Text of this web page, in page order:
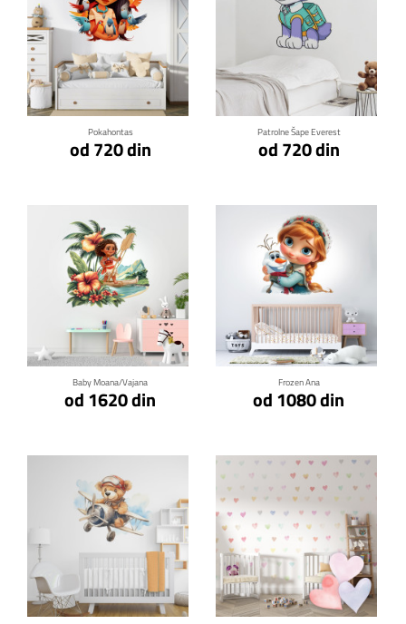
Pokahontas
od 720 din
Klikni za detalje
Patrolne Šape Everest
od 720 din
Baby Moana/Vajana
od 1620 din
Klikni za detalje
Frozen Ana
od 1080 din
Klikni za detalje
Klikni za detalje Klikni za detalje